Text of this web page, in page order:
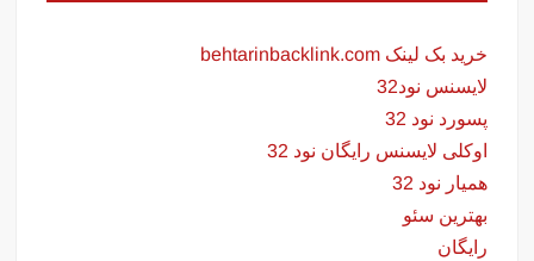
خرید بک لینک behtarinbacklink.com
لایسنس نود32
پسورد نود 32
اوکلی لایسنس رایگان نود 32
همیار نود 32
بهترین سئو
رایگان